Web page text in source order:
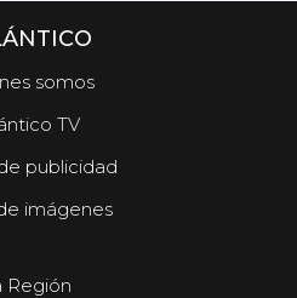
somos
TV
publicidad
imágenes
Región